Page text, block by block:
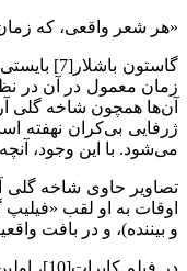
«هر شعر واقعی، که
گاستون
زمان معمول در آن در
آن‌ها همچون شاخه گلی
ژرفایی بی‌کران نهفته
می‌شود. با این وجود، آنچه
تصاویر حاوی شاخه گلی
و بیننده)، و در بافت